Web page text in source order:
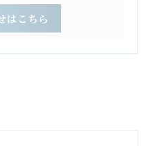
はこちら